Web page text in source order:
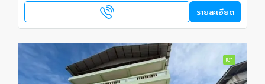
รายละเอียด
เช่า